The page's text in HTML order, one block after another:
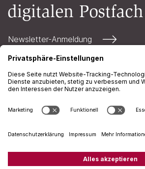
digitalen
Newsletter-Anmeldung
Kontakt
AGB
Datenschutz